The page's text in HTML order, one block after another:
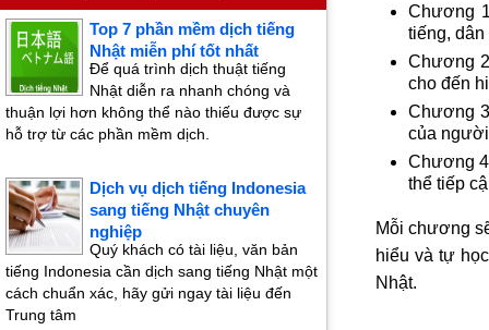
Chương
tiếng,
Chương
cho đến
Chương
của
Chương
thể tiếp
Mỗi chương
hiểu và tự
Nhật.
Top 7 phần mềm dịch tiếng
Nhật miễn phí tốt nhất
Để quá trình dịch thuật tiếng
Nhật diễn ra nhanh chóng và
thuận lợi hơn không thể nào thiếu được sự
hỗ trợ từ các phần mềm dịch.
Dịch vụ dịch tiếng Indonesia
sang tiếng Nhật chuyên
nghiệp
Quý khách có tài liệu, văn bản
tiếng Indonesia cần dịch sang tiếng Nhật một
cách chuẩn xác, hãy gửi ngay tài liệu đến
Trung tâm